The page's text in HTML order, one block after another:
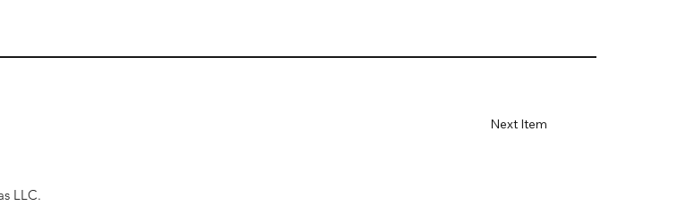
Next Item
LLC.